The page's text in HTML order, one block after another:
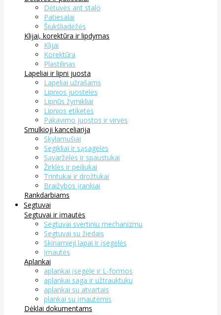
Dėtuvės ant stalo
Patiesalai
Šiukšliadėžės
Klijai, korektūra ir lipdymas
Klijai
Korektūra
Plastilinas
Lapeliai ir lipni juosta
Lapeliai užrašams
Lipnios juostelės
Lipnūs žymikliai
Lipnios etiketės
Pakavimo juostos ir virvės
Smulkioji kanceliarija
Skylamušiai
Segikliai ir sąsagėlės
Sąvaržėlės ir spaustukai
Žirklės ir peiliukai
Trintukai ir drožtukai
Braižybos įrankiai
Rankdarbiams
Segtuvai
Segtuvai ir įmautės
Segtuvai svertiniu mechanizmu
Segtuvai su žiedais
Skiriamieji lapai ir įsegėlės
Įmautės
Aplankai
aplankai įsegėle ir L-formos
aplankai saga ir užtrauktuku
aplankai su atvartais
plankai su įmautėmis
Dėklai dokumentams